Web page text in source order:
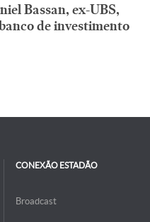
Bassan, ex-UBS,
de investimento
CONEXÃO ESTADÃO
Broadcast